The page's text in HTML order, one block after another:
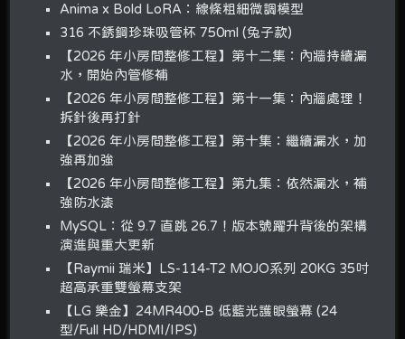
Anima x Bold LoRA：線條粗細微調模型
316 不銹鋼珍珠吸管杯 750ml (兔子款)
【2026 年小房間整修工程】第十二集：內牆持續漏
水，開始內管修補
【2026 年小房間整修工程】第十一集：內牆處理！
拆針後再打針
【2026 年小房間整修工程】第十集：繼續漏水，加
強再加強
【2026 年小房間整修工程】第九集：依然漏水，補
強防水漆
MySQL：從 9.7 直跳 26.7！版本號躍升背後的架構
演進與重大更新
【Raymii 瑞米】LS-114-T2 MOJO系列 20KG 35吋
超高承重雙螢幕支架
【LG 樂金】24MR400-B 低藍光護眼螢幕 (24
型/Full HD/HDMI/IPS)